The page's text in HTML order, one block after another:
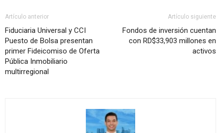
Artículo anterior
Fiduciaria Universal y CCI
Puesto de Bolsa presentan
primer Fideicomiso de Oferta
Pública Inmobiliario
multirregional
Artículo siguiente
Fondos de inversión cuentan
con RD$33,903 millones en
activos